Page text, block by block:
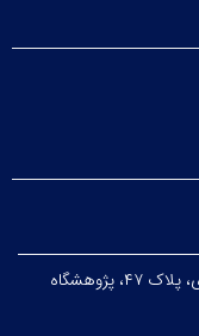
خ انقلاب، خیابان ابوریحان، خیابان نظری، پلاک ۴۷، پژوهشگاه